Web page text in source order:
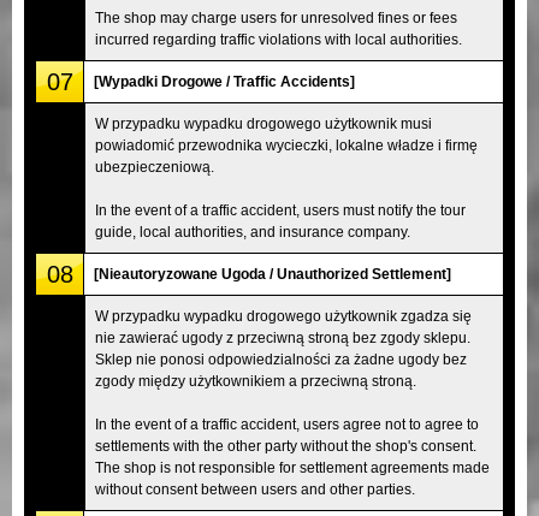
The shop may charge users for unresolved fines or fees
incurred regarding traffic violations with local authorities.
07 [Wypadki Drogowe / Traffic Accidents]
W przypadku wypadku drogowego użytkownik musi
powiadomić przewodnika wycieczki, lokalne władze i firmę
ubezpieczeniową.
In the event of a traffic accident, users must notify the tour
guide, local authorities, and insurance company.
08 [Nieautoryzowane Ugoda / Unauthorized Settlement]
W przypadku wypadku drogowego użytkownik zgadza się
nie zawierać ugody z przeciwną stroną bez zgody sklepu.
Sklep nie ponosi odpowiedzialności za żadne ugody bez
zgody między użytkownikiem a przeciwną stroną.
In the event of a traffic accident, users agree not to agree to
settlements with the other party without the shop's consent.
The shop is not responsible for settlement agreements made
without consent between users and other parties.